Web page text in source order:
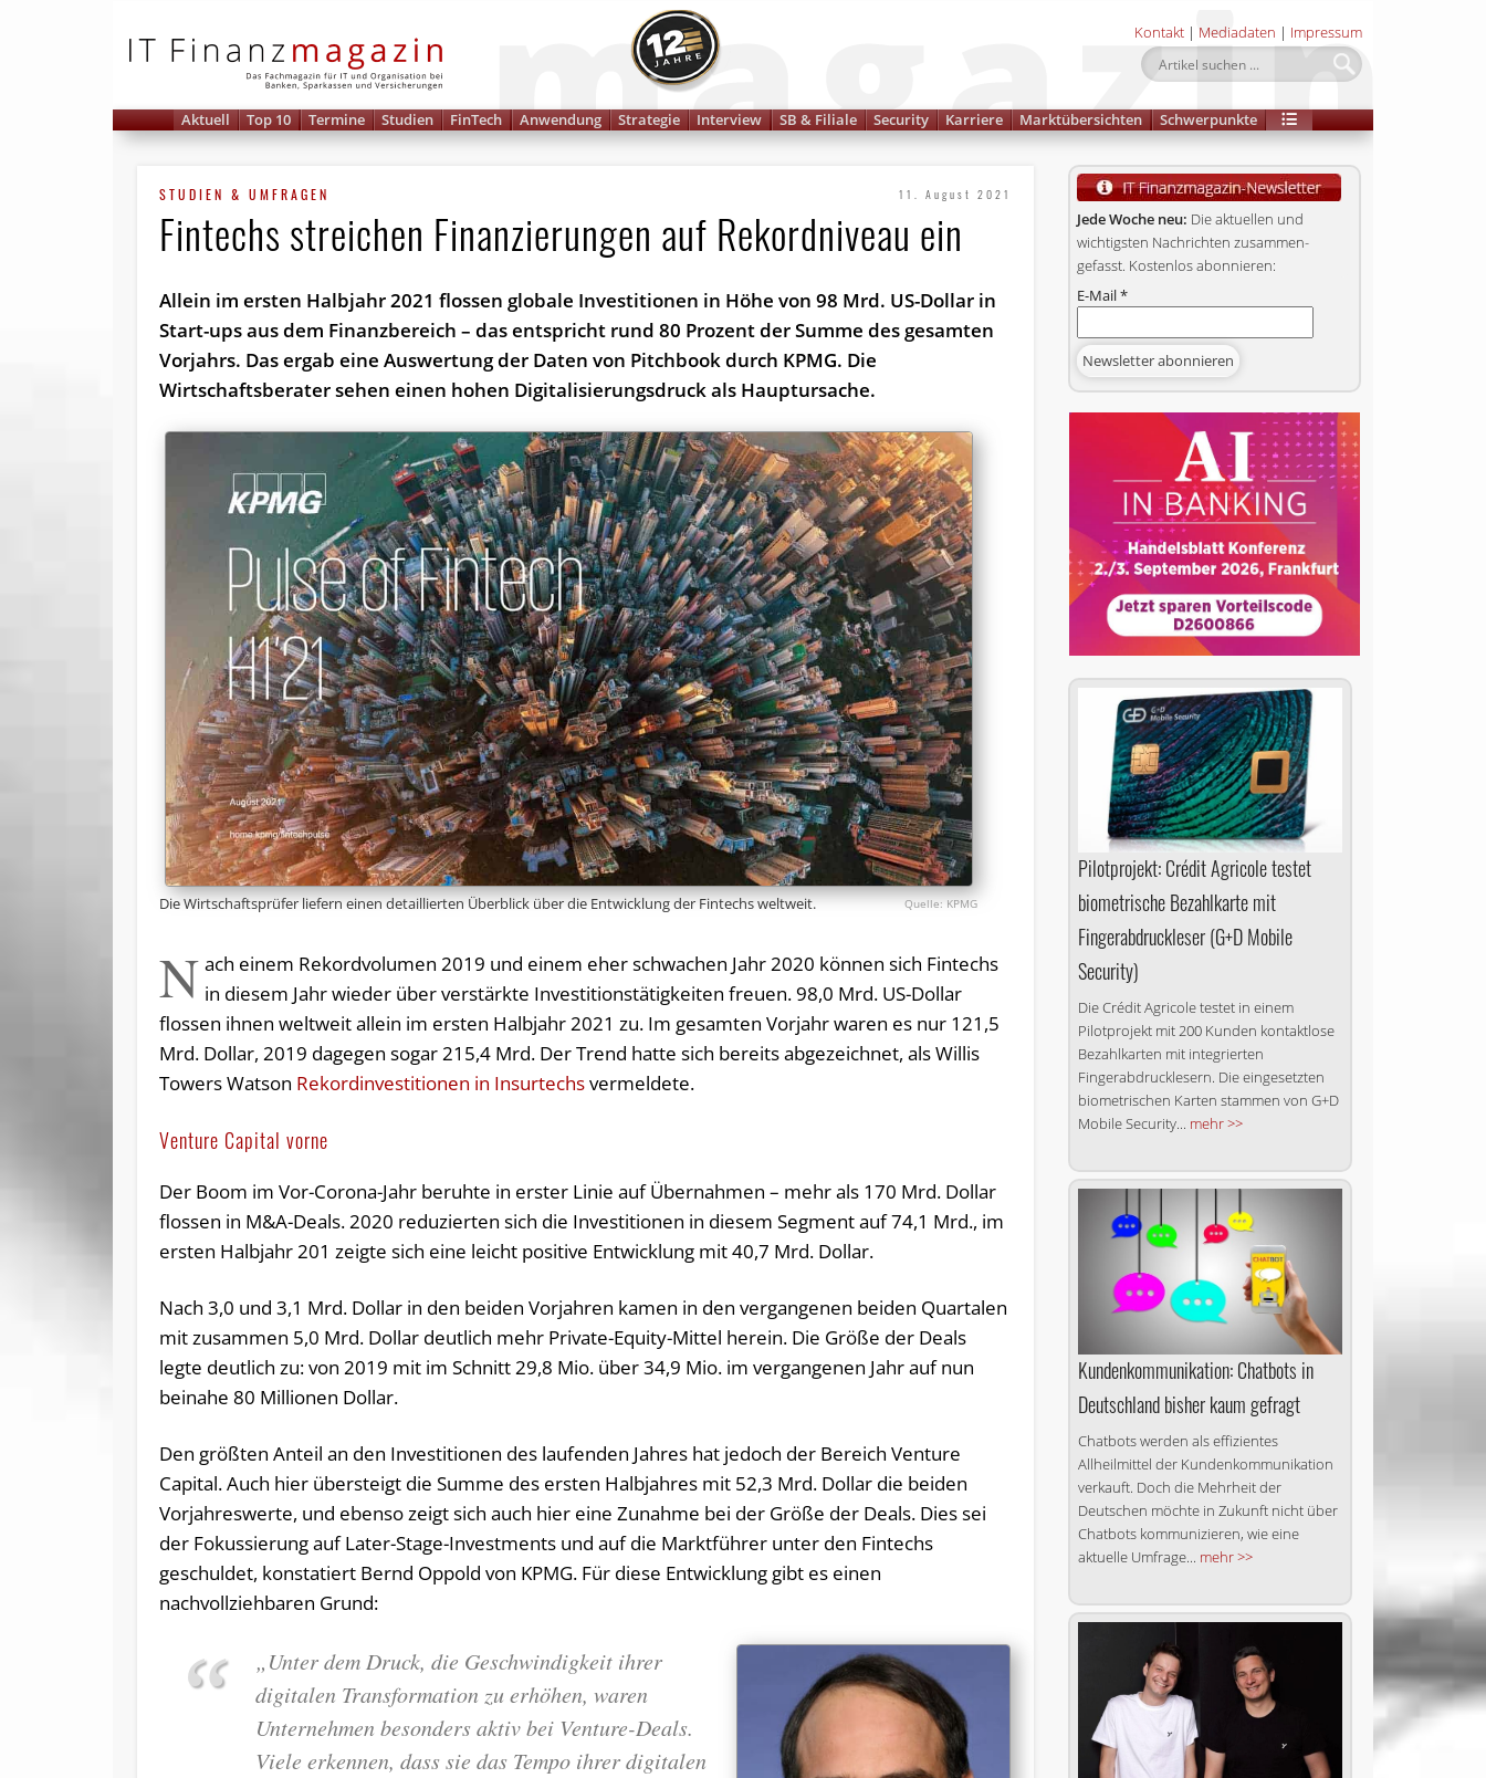
Kontakt | Mediadaten | Impressum
Aktuell Top 10 Termine Studien FinTech Anwendung Strategie Interview SB & Filiale Security Karriere Marktübersichten Schwerpunkte
STUDIEN & UMFRAGEN 11. August 2021
Fintechs streichen Finanzierungen auf Rekordniveau ein
Allein im ersten Halbjahr 2021 flossen globale Investitionen in Höhe von 98 Mrd. US-Dollar in
Start-ups aus dem Finanzbereich – das entspricht rund 80 Prozent der Summe des gesamten
Vorjahrs. Das ergab eine Auswertung der Daten von Pitchbook durch KPMG. Die
Wirtschaftsberater sehen einen hohen Digitalisierungsdruck als Hauptursache.
Die Wirtschaftsprüfer liefern einen detaillierten Überblick über die Entwicklung der Fintechs weltweit. KPMG
N ach einem Rekordvolumen 2019 und einem eher schwachen Jahr 2020 können sich Fintechs
in diesem Jahr wieder über verstärkte Investitionstätigkeiten freuen. 98,0 Mrd. US-Dollar
flossen ihnen weltweit allein im ersten Halbjahr 2021 zu. Im gesamten Vorjahr waren es nur 121,5
Mrd. Dollar, 2019 dagegen sogar 215,4 Mrd. Der Trend hatte sich bereits abgezeichnet, als Willis
Towers Watson Rekordinvestitionen in Insurtechsvermeldete.
Venture Capital vorne
Der Boom im Vor-Corona-Jahr beruhte in erster Linie auf Übernahmen – mehr als 170 Mrd. Dollar
flossen in M&A-Deals. 2020 reduzierten sich die Investitionen in diesem Segment auf 74,1 Mrd., im
ersten Halbjahr 201 zeigte sich eine leicht positive Entwicklung mit 40,7 Mrd. Dollar.
Nach 3,0 und 3,1 Mrd. Dollar in den beiden Vorjahren kamen in den vergangenen beiden Quartalen
mit zusammen 5,0 Mrd. Dollar deutlich mehr Private-Equity-Mittel herein. Die Größe der Deals
legte deutlich zu: von 2019 mit im Schnitt 29,8 Mio. über 34,9 Mio. im vergangenen Jahr auf nun
beinahe 80 Millionen Dollar.
Den größten Anteil an den Investitionen des laufenden Jahres hat jedoch der Bereich Venture
Capital. Auch hier übersteigt die Summe des ersten Halbjahres mit 52,3 Mrd. Dollar die beiden
Vorjahreswerte, und ebenso zeigt sich auch hier eine Zunahme bei der Größe der Deals. Dies sei
der Fokussierung auf Later-Stage-Investments und auf die Marktführer unter den Fintechs
geschuldet, konstatiert Bernd Oppold von KPMG. Für diese Entwicklung gibt es einen
nachvollziehbaren Grund:
„Unter dem Druck, die Geschwindigkeit ihrer
digitalen Transformation zu erhöhen, waren
Unternehmen besonders aktiv bei Venture-Deals.
Viele erkennen, dass sie das Tempo ihrer digitalen
Jede Woche neu: Die aktuellen und
wichtigsten Nachrichten zusammen­
gefasst. Kostenlos abonnieren:
E-Mail*
Pilotprojekt: Crédit Agricole testet
biometrische Bezahl­karte mit
Fingerabdruckleser (G+D Mobile
Security)
Die Crédit Agricole testet in einem
Pilotprojekt mit 200 Kunden kontaktlose
Bezahlkarten mit integrierten
Fingerabdrucklesern. Die eingesetzten
biometrischen Karten stammen von G+D
Mobile Security... mehr >>
Kundenkommunikation: Chatbots in
Deutschland bisher kaum gefragt
Chatbots werden als effizientes
Allheilmittel der Kundenkommunikation
verkauft. Doch die Mehrheit der
Deutschen möchte in Zukunft nicht über
Chatbots kommunizieren, wie eine
aktuelle Umfrage... mehr >>